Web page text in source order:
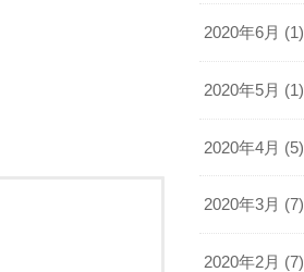
2020年6月 (1)
2020年5月 (1)
2020年4月 (5)
2020年3月 (7)
2020年2月 (7)